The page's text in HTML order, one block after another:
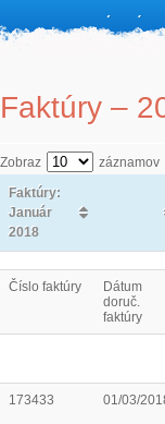
cookies Jedálny lístok
Faktúry –
Zobraz záznamov
Faktúry:
Január
2018
Číslo faktúry
Dátum
doruč.
faktúry
173433 01/03/